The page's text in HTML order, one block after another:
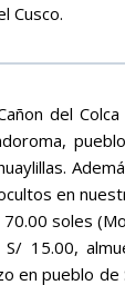
Cusco.
del
en
70.00 soles
15.00,
en pueblo